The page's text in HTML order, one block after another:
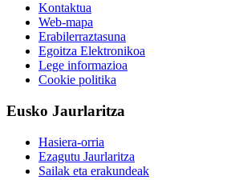
Kontaktua
Web-mapa
Erabilerraztasuna
Egoitza Elektronikoa
Lege informazioa
Cookie politika
Eusko Jaurlaritza
Hasiera-orria
Ezagutu Jaurlaritza
Sailak eta erakundeak